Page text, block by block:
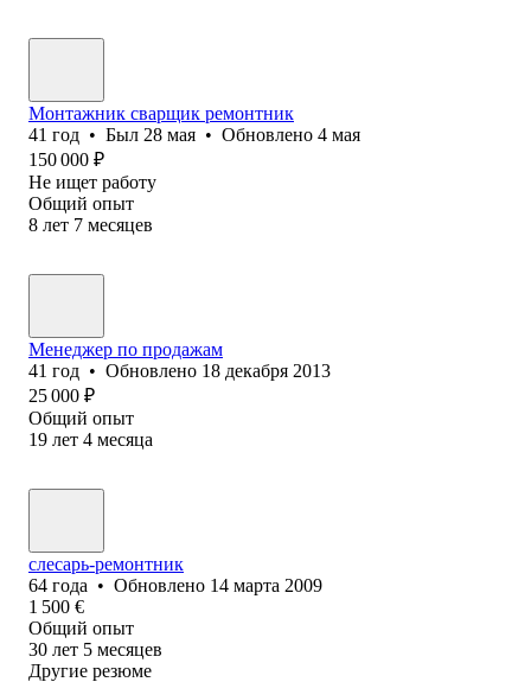
Монтажник сварщик ремонтник
41 год • Был 28 мая • Обновлено 4 мая
150 000 ₽
Не ищет работу
Общий опыт
8 лет 7 месяцев
Менеджер по продажам
41 год • Обновлено 18 декабря 2013
25 000 ₽
Общий опыт
19 лет 4 месяца
слесарь-ремонтник
64 года • Обновлено 14 марта 2009
1 500 €
Общий опыт
30 лет 5 месяцев
Другие резюме